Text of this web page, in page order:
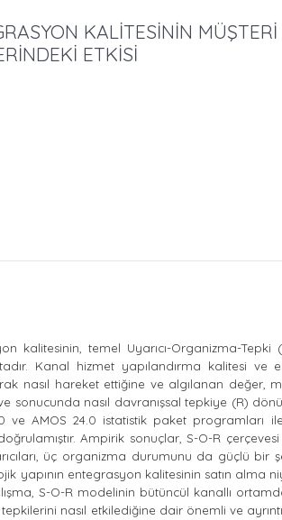
KALİTESİNİN MÜŞTERİ
ETKİSİ
kalitesinin, temel Uyarıcı-Organizma-
Kanal hizmet yapılandırma kalitesi
nasıl hareket ettiğine ve algılanan değer,
sonucunda nasıl davranışsal tepkiye (R)
ve AMOS 24.0 istatistik paket programları
Ampirik sonuçlar, S-O-R
üç organizma durumunu da güçlü
yapının entegrasyon kalitesinin satın
S-O-R modelinin bütüncül kanallı
nasıl etkilediğine dair önemli ve